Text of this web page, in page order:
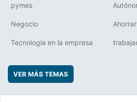
pymes
Negocio
Tecnología en la empresa
VER MÁS TEMAS